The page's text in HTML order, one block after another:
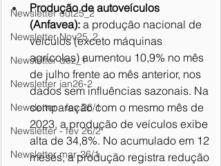
Newsletter out25_2
Newsletter Nov25_2
Newsletter dez_1
Newsletter jan26-2
Newsletter - fev 26/1
Newsletter - fev 26/2
Newsletter mar-26/1
Produção de autoveículos
(Anfavea): a produção nacional de
veículos (exceto máquinas
agrícolas) aumentou 10,9% no mês
de julho frente ao mês anterior, nos
dados sem influências sazonais. Na
comparação com o mesmo mês de
2023, a produção de veículos exibe
alta de 34,8%. No acumulado em 12
meses, a produção registra redução